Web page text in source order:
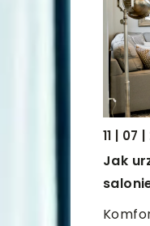
11 | 07
Jak